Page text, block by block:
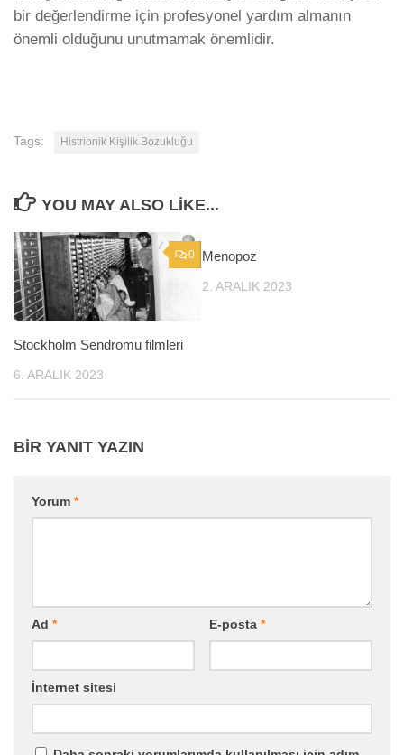
bir değerlendirme için profesyonel yardım almanın
önemli olduğunu unutmamak önemlidir.
Tags: Histrionik Kişilik Bozukluğu
YOU MAY ALSO LIKE...
0
Stockholm Sendromu filmleri
6. ARALIK 2023
Menopoz
2. ARALIK 2023
BIR YANIT YAZIN
Yorum *
Ad * E-posta *
İnternet sitesi